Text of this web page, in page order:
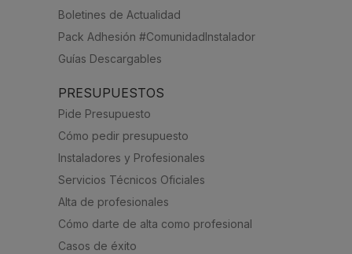
Boletines de Actualidad
Pack Adhesión #ComunidadInstalador
Guías Descargables
PRESUPUESTOS
Pide Presupuesto
Cómo pedir presupuesto
Instaladores y Profesionales
Servicios Técnicos Oficiales
Alta de profesionales
Cómo darte de alta como profesional
Casos de éxito